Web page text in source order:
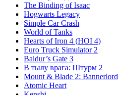
The Binding of Isaac
Hogwarts Legacy
Simple Car Crash
World of Tanks
Hearts of Iron 4 (HOI 4)
Euro Truck Simulator 2
Baldur’s Gate 3
В тылу врага: Штурм 2
Mount & Blade 2: Bannerlord
Atomic Heart